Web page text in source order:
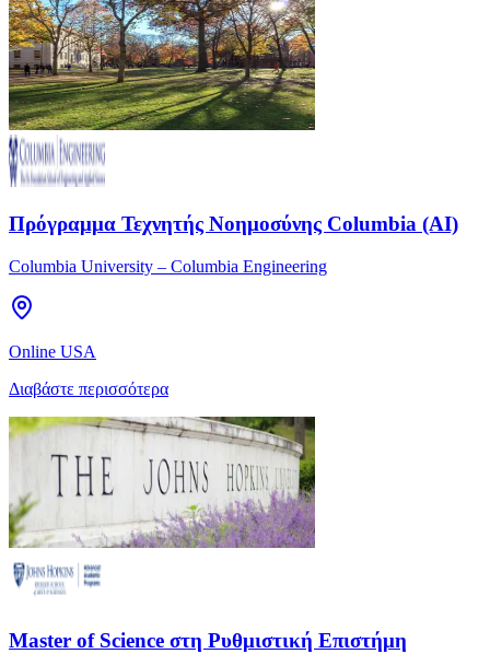
Πρόγραμμα Τεχνητής Νοημοσύνης Columbia (AI)
Columbia University – Columbia Engineering
Online USA
Διαβάστε περισσότερα
Master of Science στη Ρυθμιστική Επιστήμη